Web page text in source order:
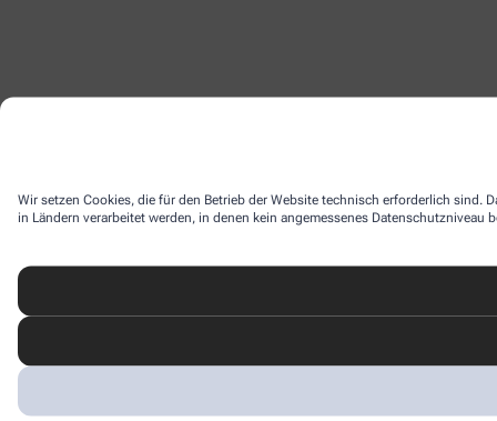
Wir setzen Cookies, die für den Betrieb der Website technisch erforderlich sind.
in Ländern verarbeitet werden, in denen kein angemessenes